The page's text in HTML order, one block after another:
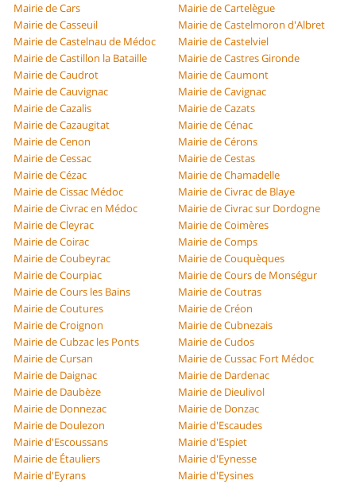
Mairie de Cars
Mairie de Cartelègue
Mairie de Casseuil
Mairie de Castelmoron d'Albret
Mairie de Castelnau de Médoc
Mairie de Castelviel
Mairie de Castillon la Bataille
Mairie de Castres Gironde
Mairie de Caudrot
Mairie de Caumont
Mairie de Cauvignac
Mairie de Cavignac
Mairie de Cazalis
Mairie de Cazats
Mairie de Cazaugitat
Mairie de Cénac
Mairie de Cenon
Mairie de Cérons
Mairie de Cessac
Mairie de Cestas
Mairie de Cézac
Mairie de Chamadelle
Mairie de Cissac Médoc
Mairie de Civrac de Blaye
Mairie de Civrac en Médoc
Mairie de Civrac sur Dordogne
Mairie de Cleyrac
Mairie de Coimères
Mairie de Coirac
Mairie de Comps
Mairie de Coubeyrac
Mairie de Couquèques
Mairie de Courpiac
Mairie de Cours de Monségur
Mairie de Cours les Bains
Mairie de Coutras
Mairie de Coutures
Mairie de Créon
Mairie de Croignon
Mairie de Cubnezais
Mairie de Cubzac les Ponts
Mairie de Cudos
Mairie de Cursan
Mairie de Cussac Fort Médoc
Mairie de Daignac
Mairie de Dardenac
Mairie de Daubèze
Mairie de Dieulivol
Mairie de Donnezac
Mairie de Donzac
Mairie de Doulezon
Mairie d'Escaudes
Mairie d'Escoussans
Mairie d'Espiet
Mairie de Étauliers
Mairie d'Eynesse
Mairie d'Eyrans
Mairie d'Eysines